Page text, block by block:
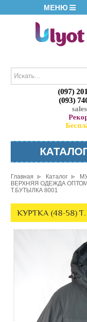
МЕНЮ
(097)
(093)
Главная Каталог
ВЕРХНЯЯ ОДЕЖДА ОПТОМ
Т.БУТЫЛКА 8001
КУРТКА (48-58)